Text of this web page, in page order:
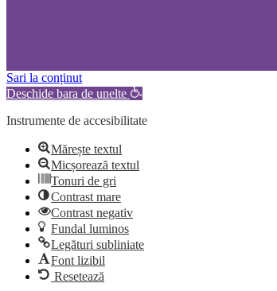
Sari la conținut
Deschide bara de unelte
Instrumente de accesibilitate
Mărește textul
Micșorează textul
Tonuri de gri
Contrast mare
Contrast negativ
Fundal luminos
Legături subliniate
Font lizibil
Resetează